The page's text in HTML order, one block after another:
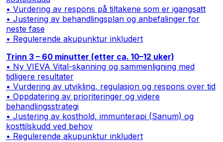
• Vurdering av respons på tiltakene som er igangsatt
• Justering av behandlingsplan og anbefalinger for
neste fase
• Regulerende akupunktur inkludert
Trinn 3 – 60 minutter (etter ca. 10–12 uker)
• Ny VIEVA Vital-skanning og sammenligning med
tidligere resultater
• Vurdering av utvikling, regulasjon og respons over tid
• Oppdatering av prioriteringer og videre
behandlingsstrategi
• Justering av kosthold, immunterapi (Sanum) og
kosttilskudd ved behov
• Regulerende akupunktur inkludert